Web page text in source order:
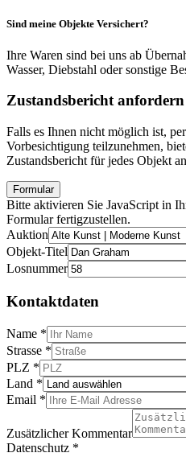
Sind meine Objekte Versichert?
Ihre Waren sind bei uns ab
Wasser, Diebstahl oder sonstige
Zustandsbericht anfordern
Falls es Ihnen nicht möglich ist,
Vorbesichtigung teilzunehmen,
Zustandsbericht für jedes Objekt
Formular
Bitte aktivieren Sie JavaScript in
Formular fertigzustellen.
Auktion
Objekt-Titel
Losnummer
Kontaktdaten
Name *
Strasse *
PLZ *
Land *
Email *
Zusätzlicher Kommentar
Datenschutz *